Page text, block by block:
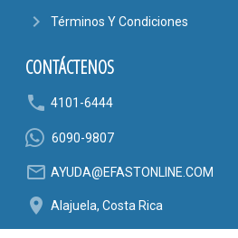
navigate_next Términos Y Condiciones
CONTÁCTENOS
phone 4101-6444
6090-9807
mail_outline AYUDA@EFASTONLINE.COM
location_on Alajuela, Costa Rica